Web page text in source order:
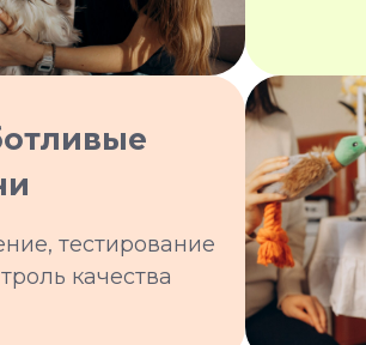
тестирование
качества